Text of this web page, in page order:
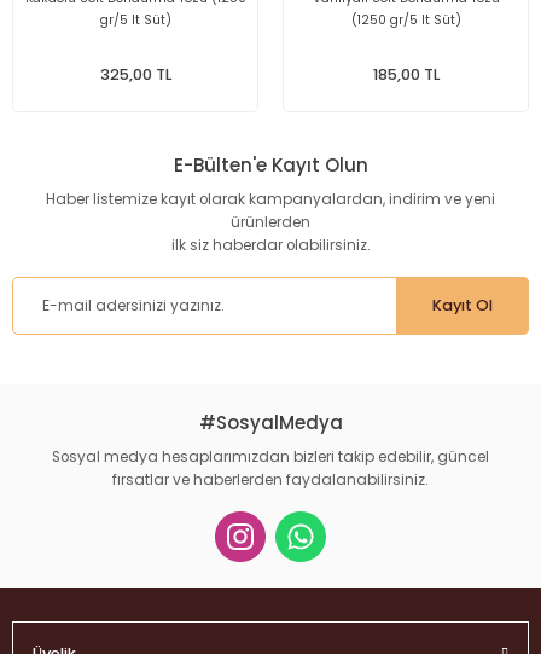
gr/5 lt Süt)
325,00 TL
(1250 gr/5 lt Süt)
185,00 TL
E-Bülten'e Kayıt Olun
Haber listemize kayıt olarak kampanyalardan, indirim ve yeni
ürünlerden
ilk siz haberdar olabilirsiniz.
Kayıt Ol
#SosyalMedya
Sosyal medya hesaplarımızdan bizleri takip edebilir, güncel
fırsatlar ve haberlerden faydalanabilirsiniz.